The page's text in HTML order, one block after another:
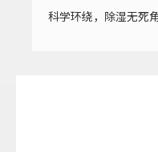
科学环绕，除湿无死